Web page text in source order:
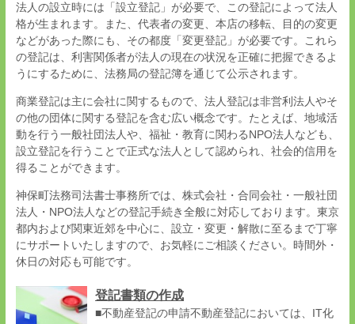
法人の設立時には「設立登記」が必要で、この登記によって法人
格が生まれます。また、代表者の変更、本店の移転、目的の変更
などがあった際にも、その都度「変更登記」が必要です。これら
の登記は、利害関係者が法人の現在の状況を正確に把握できるよ
うにするために、法務局の登記簿を通じて公示されます。
商業登記は主に会社に関するもので、法人登記は非営利法人やそ
の他の団体に関する登記を含む広い概念です。たとえば、地域活
動を行う一般社団法人や、福祉・教育に関わるNPO法人なども、
設立登記を行うことで正式な法人として認められ、社会的信用を
得ることができます。
神保町法務司法書士事務所では、株式会社・合同会社・一般社団
法人・NPO法人などの登記手続き全般に対応しております。東京
都内および関東近郊を中心に、設立・変更・解散に至るまで丁寧
にサポートいたしますので、お気軽にご相談ください。時間外・
休日の対応も可能です。
登記書類の作成
■不動産登記の申請不動産登記においては、IT化